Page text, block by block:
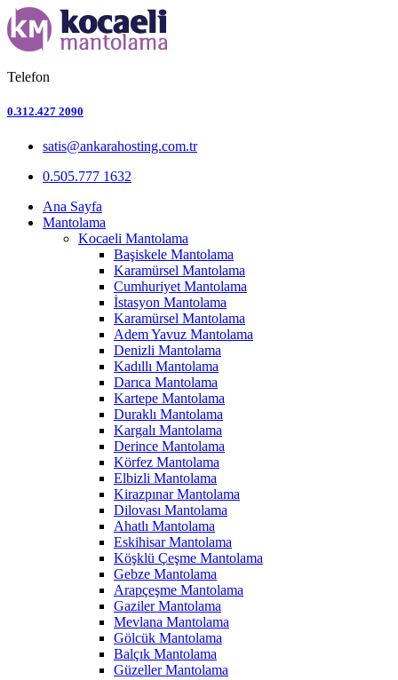
Telefon
0.312.427 2090
satis@ankarahosting.com.tr
0.505.777 1632
Ana Sayfa
Mantolama
Kocaeli Mantolama
Başiskele Mantolama
Karamürsel Mantolama
Cumhuriyet Mantolama
İstasyon Mantolama
Karamürsel Mantolama
Adem Yavuz Mantolama
Denizli Mantolama
Kadıllı Mantolama
Darıca Mantolama
Kartepe Mantolama
Duraklı Mantolama
Kargalı Mantolama
Derince Mantolama
Körfez Mantolama
Elbizli Mantolama
Kirazpınar Mantolama
Dilovası Mantolama
Ahatlı Mantolama
Eskihisar Mantolama
Köşklü Çeşme Mantolama
Gebze Mantolama
Arapçeşme Mantolama
Gaziler Mantolama
Mevlana Mantolama
Gölcük Mantolama
Balçık Mantolama
Güzeller Mantolama